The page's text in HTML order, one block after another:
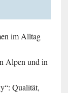
im Alltag
Alpen und in
Qualität,